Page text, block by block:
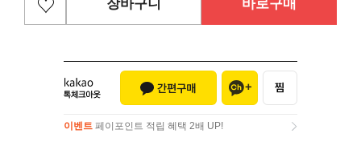
장바구니 바로구매
이벤트 페이포인트 적립 혜택 2배 UP!